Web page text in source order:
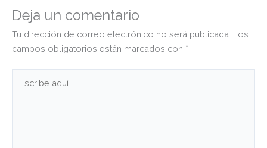
Deja un comentario
Tu dirección de correo electrónico no será publicada. Los
campos obligatorios están marcados con *
aquí...